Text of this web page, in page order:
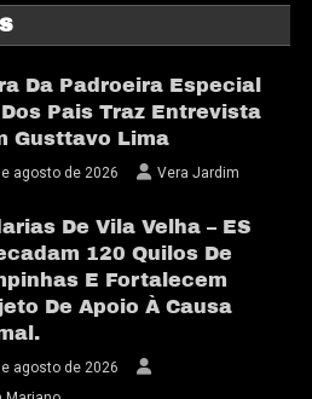
Da Padroeira Especial
Dos Pais Traz Entrevista
Gusttavo Lima
agosto de 2026 Vera Jardim
De Vila Velha – ES
120 Quilos De
E Fortalecem
De Apoio À Causa
agosto de 2026